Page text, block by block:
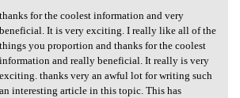
for the coolest
thanks for the coolest information and very
beneficial. It is very exciting. I really like all of the
things you proportion and thanks for the coolest
information and really beneficial. It really is very
exciting. thanks very an awful lot for writing such
an interesting article in this topic. This has